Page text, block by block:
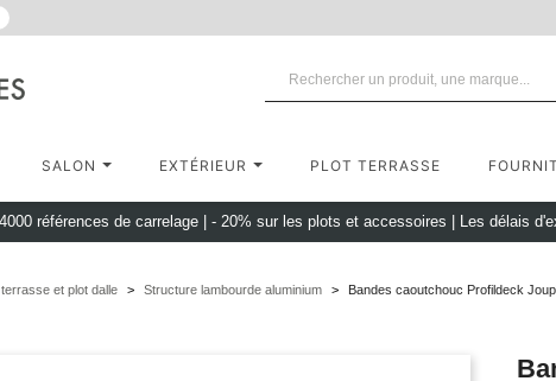
SALON EXTÉRIEUR PLOT TERRASSE
références de carrelage | - 20% sur les plots et accessoires | Les délais
terrasse et plot dalle Structure lambourde aluminium Bandes caoutchouc Profildeck